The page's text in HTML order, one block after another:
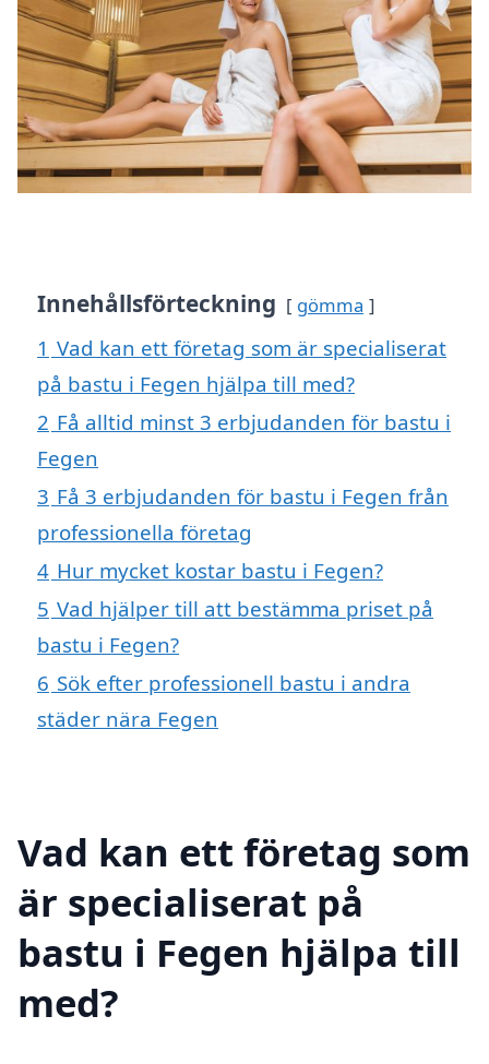
Innehållsförteckning gömma
1 Vad kan ett företag som är specialiserat
på bastu i Fegen hjälpa till med?
2 Få alltid minst 3 erbjudanden för bastu i
Fegen
3 Få 3 erbjudanden för bastu i Fegen från
professionella företag
4 Hur mycket kostar bastu i Fegen?
5 Vad hjälper till att bestämma priset på
bastu i Fegen?
6 Sök efter professionell bastu i andra
städer nära Fegen
Vad kan ett företag som
är specialiserat på
bastu i Fegen hjälpa till
med?